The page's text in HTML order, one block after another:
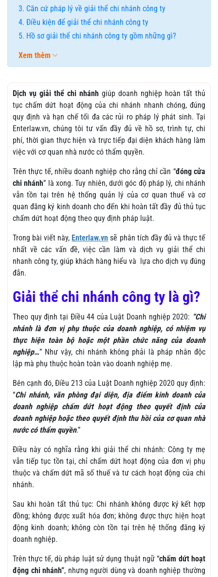
Căn cứ pháp lý về giải thể chi nhánh công ty
Điều kiện để giải thể chi nhánh công ty
Hồ sơ giải thể chi nhánh công ty gồm những gì?
Xem thêm
Dịch vụ giải thể chi nhánh giúp doanh nghiệp hoàn tất thủ
tục chấm dứt hoạt động của chi nhánh nhanh chóng, đúng
quy định và hạn chế tối đa các rủi ro pháp lý phát sinh. Tại
Enterlaw.vn, chúng tôi tư vấn đầy đủ về hồ sơ, trình tự, chi
phí, thời gian thực hiện và trực tiếp đại diện khách hàng làm
việc với cơ quan nhà nước có thẩm quyền.
Trên thực tế, nhiều doanh nghiệp cho rằng chỉ cần “đóng cửa
chi nhánh” là xong. Tuy nhiên, dưới góc độ pháp lý, chi nhánh
vẫn tồn tại trên hệ thống quản lý của cơ quan thuế và cơ
quan đăng ký kinh doanh cho đến khi hoàn tất đầy đủ thủ tục
chấm dứt hoạt động theo quy định pháp luật.
Trong bài viết này, Enterlaw.vn sẽ phân tích đầy đủ và thực tế
nhất về các vấn đề, việc cần làm và dịch vụ giải thể chi
nhanh công ty, giúp khách hàng hiểu và lựa cho dịch vụ đúng
đắn.
Giải thể chi nhánh công ty là gì?
Theo quy định tại Điều 44 của Luật Doanh nghiệp 2020: “Chi
nhánh là đơn vị phụ thuộc của doanh nghiệp, có nhiệm vụ
thực hiện toàn bộ hoặc một phần chức năng của doanh
nghiệp…” Như vậy, chi nhánh không phải là pháp nhân độc
lập mà phụ thuộc hoàn toàn vào doanh nghiệp mẹ.
Bên cạnh đó, Điều 213 của Luật Doanh nghiệp 2020 quy định:
“Chi nhánh, văn phòng đại diện, địa điểm kinh doanh của
doanh nghiệp chấm dứt hoạt động theo quyết định của
doanh nghiệp hoặc theo quyết định thu hồi của cơ quan nhà
nước có thẩm quyền.”
Điều này có nghĩa rằng khi giải thể chi nhánh: Công ty mẹ
vẫn tiếp tục tồn tại, chỉ chấm dứt hoạt động của đơn vị phụ
thuộc và chấm dứt mã số thuế và tư cách hoạt động của chi
nhánh.
Sau khi hoàn tất thủ tục: Chi nhánh không được ký kết hợp
đồng; không được xuất hóa đơn; không được thực hiện hoạt
động kinh doanh; không còn tồn tại trên hệ thống đăng ký
doanh nghiệp.
Trên thực tế, dù pháp luật sử dụng thuật ngữ “chấm dứt hoạt
động chi nhánh”, nhưng người dùng và doanh nghiệp thường